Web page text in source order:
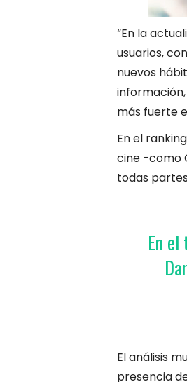
“En la
usuarios,
nuevos
más fuerte
En el
cine -como
todas
En
El análisis
presencia